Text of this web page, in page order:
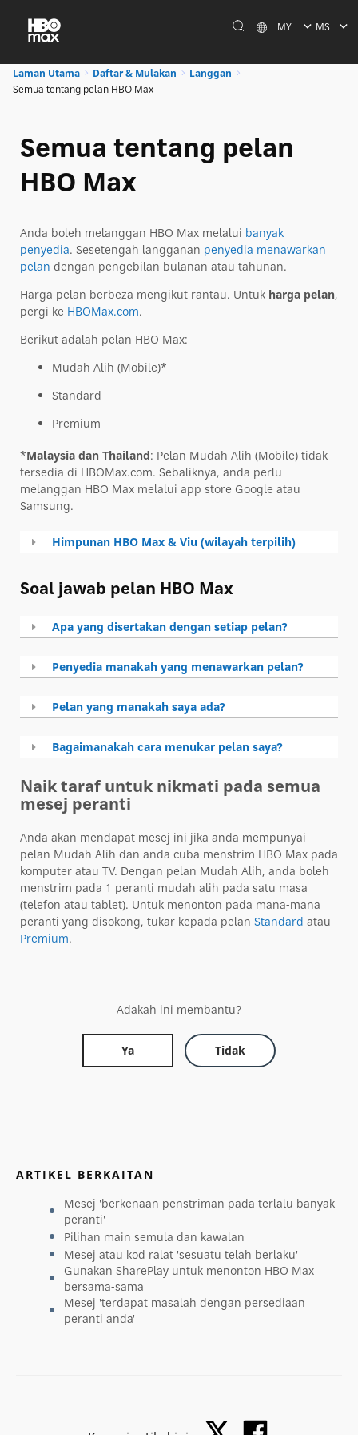
MY MS
Laman Utama Daftar & Mulakan
Langgan
Semua tentang pelan HBO Max
Semua tentang pelan
HBO Max
Anda boleh melanggan HBO Max melalui banyak
penyedia. Sesetengah langganan penyedia menawarkan
pelan dengan pengebilan bulanan atau tahunan.
Harga pelan berbeza mengikut rantau. Untuk harga pelan,
pergi ke HBOMax.com.
Berikut adalah pelan HBO Max:
Mudah Alih (Mobile)*
Standard
Premium
*Malaysia dan Thailand: Pelan Mudah Alih (Mobile) tidak
tersedia di HBOMax.com. Sebaliknya, anda perlu
melanggan HBO Max melalui app store Google atau
Samsung.
Himpunan HBO Max & Viu (wilayah terpilih)
Soal jawab pelan HBO Max
Apa yang disertakan dengan setiap pelan?
Penyedia manakah yang menawarkan pelan?
Pelan yang manakah saya ada?
Bagaimanakah cara menukar pelan saya?
Naik taraf untuk nikmati pada semua
mesej peranti
Anda akan mendapat mesej ini jika anda mempunyai
pelan Mudah Alih dan anda cuba menstrim HBO Max pada
komputer atau TV. Dengan pelan Mudah Alih, anda boleh
menstrim pada 1 peranti mudah alih pada satu masa
(telefon atau tablet). Untuk menonton pada mana-mana
peranti yang disokong, tukar kepada pelan Standard atau
Premium.
Adakah ini membantu?
Ya Tidak
ARTIKEL BERKAITAN
Mesej 'berkenaan penstriman pada terlalu banyak
peranti'
Pilihan main semula dan kawalan
Mesej atau kod ralat 'sesuatu telah berlaku'
Gunakan SharePlay untuk menonton HBO Max
bersama-sama
Mesej 'terdapat masalah dengan persediaan
peranti anda'